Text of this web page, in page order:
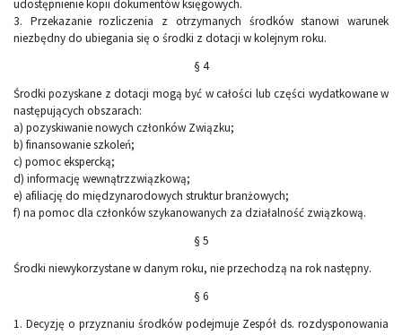
udostępnienie kopii dokumentów księgowych.
3. Przekazanie rozliczenia z otrzymanych środków stanowi warunek
niezbędny do ubiegania się o środki z dotacji w kolejnym roku.
§ 4
Środki pozyskane z dotacji mogą być w całości lub części wydatkowane w
następujących obszarach:
a) pozyskiwanie nowych członków Związku;
b) finansowanie szkoleń;
c) pomoc ekspercką;
d) informację wewnątrzzwiązkową;
e) afiliację do międzynarodowych struktur branżowych;
f) na pomoc dla członków szykanowanych za działalność związkową.
§ 5
Środki niewykorzystane w danym roku, nie przechodzą na rok następny.
§ 6
1. Decyzję o przyznaniu środków podejmuje Zespół ds. rozdysponowania